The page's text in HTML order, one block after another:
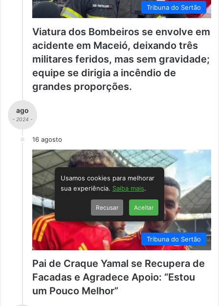
Tribuna do Sertão
Viatura dos Bombeiros se envolve em
acidente em Maceió, deixando três
militares feridos, mas sem gravidade;
equipe se dirigia a incêndio de
grandes proporções.
ago
- 2024 -
16 agosto
Tribuna do Sertão
Pai de Craque Yamal se Recupera de
Facadas e Agradece Apoio: “Estou
um Pouco Melhor”
Usamos cookies para melhorar
sua experiência. Saiba mais
Recusar Aceitar